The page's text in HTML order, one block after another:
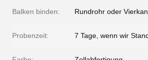
Balken binden: Rundrohr oder
Probenzeit: 7 Tage, wenn wir